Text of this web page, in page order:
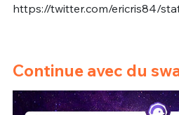
https://twitter.com/ericris84/
Continue avec du